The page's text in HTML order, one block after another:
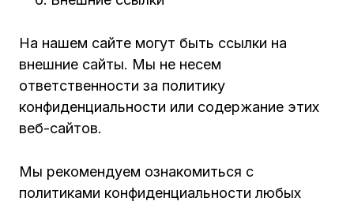
На нашем сайте могут быть ссылки на
внешние сайты. Мы не несем
ответственности за политику
конфиденциальности или содержание этих
веб-сайтов.
Мы рекомендуем ознакомиться с
политиками конфиденциальности любых